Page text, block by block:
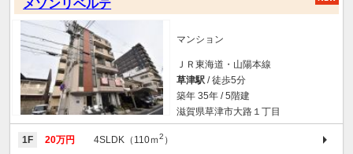
メゾンリベルテ
マンション
ＪＲ東海道・山陽本線
草津駅 / 徒歩5分
築年 35年 / 5階建
滋賀県草津市大路１丁目
1F 20万円 4SLDK（110ｍ2 ）